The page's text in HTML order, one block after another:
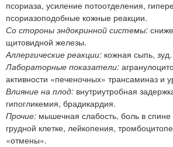
псориаза, усиление потоотделения,
псориазоподобные кожные реакции.
Со стороны эндокринной системы:
щитовидной железы.
Аллергические реакции: кожная сыпь, зуд.
Лабораторные показатели:
активности «печеночных» трансаминаз и
Влияние на плод: внутриутробная
гипогликемия, брадикардия.
Прочие: мышечная слабость, боль в спине
грудной клетке, лейкопения,
«отмены».